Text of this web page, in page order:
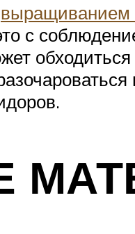
выращиванием
с
обходиться